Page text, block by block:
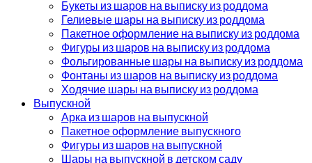
Букеты из шаров на выписку из роддома
Гелиевые шары на выписку из роддома
Пакетное оформление на выписку из роддома
Фигуры из шаров на выписку из роддома
Фольгированные шары на выписку из роддома
Фонтаны из шаров на выписку из роддома
Ходячие шары на выписку из роддома
Выпускной
Арка из шаров на выпускной
Пакетное оформление выпускного
Фигуры из шаров на выпускной
Шары на выпускной в детском саду